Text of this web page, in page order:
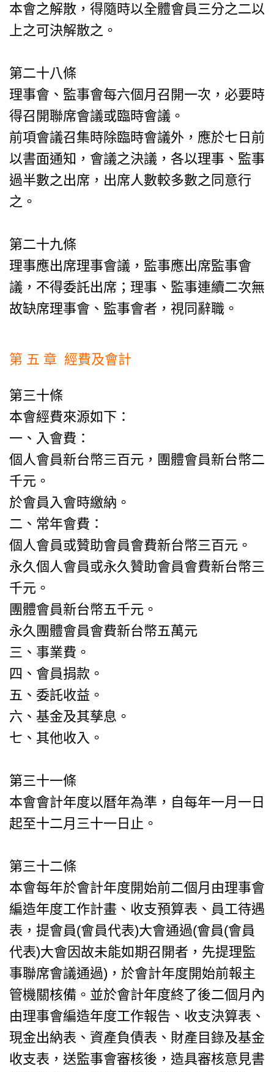
本會之解散，得隨時以全體會員三分之二以
上之可決解散之。
第二十八條
理事會、監事會每六個月召開一次，必要時
得召開聯席會議或臨時會議。
前項會議召集時除臨時會議外，應於七日前
以書面通知，會議之決議，各以理事、監事
過半數之出席，出席人數較多數之同意行
之。
第二十九條
理事應出席理事會議，監事應出席監事會
議，不得委託出席；理事、監事連續二次無
故缺席理事會、監事會者，視同辭職。
第 五 章 經費及會計
第三十條
本會經費來源如下：
一、入會費：
個人會員新台幣三百元，團體會員新台幣二
千元。
於會員入會時繳納。
二、常年會費：
個人會員或贊助會員會費新台幣三百元。
永久個人會員或永久贊助會員會費新台幣三
千元。
團體會員新台幣五千元。
永久團體會員會費新台幣五萬元
三、事業費。
四、會員捐款。
五、委託收益。
六、基金及其孳息。
七、其他收入。
第三十一條
本會會計年度以曆年為準，自每年一月一日
起至十二月三十一日止。
第三十二條
本會每年於會計年度開始前二個月由理事會
編造年度工作計畫、收支預算表、員工待遇
表，提會員(會員代表)大會通過(會員(會員
代表)大會因故未能如期召開者，先提理監
事聯席會議通過)，於會計年度開始前報主
管機關核備。並於會計年度終了後二個月內
由理事會編造年度工作報告、收支決算表、
現金出納表、資產負債表、財產目錄及基金
收支表，送監事會審核後，造具審核意見書